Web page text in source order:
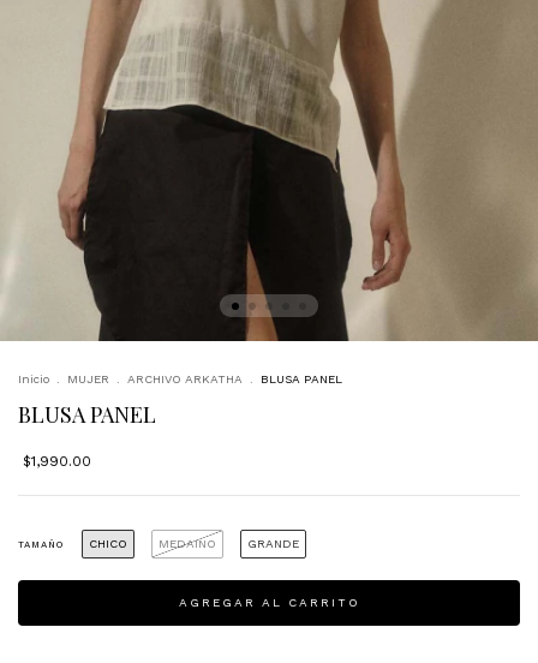
Inicio MUJER ARCHIVO ARKATHA BLUSA PANEL
BLUSA PANEL
$1,990.00
TAMAÑO CHICO MEDAINO GRANDE